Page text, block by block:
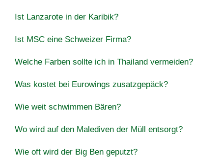
Ist Lanzarote in der Karibik?
Ist MSC eine Schweizer Firma?
Welche Farben sollte ich in Thailand vermeiden?
Was kostet bei Eurowings zusatzgepäck?
Wie weit schwimmen Bären?
Wo wird auf den Malediven der Müll entsorgt?
Wie oft wird der Big Ben geputzt?